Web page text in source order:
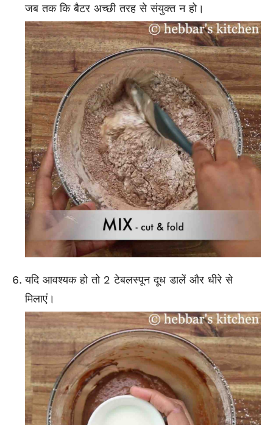
जब तक कि बैटर अच्छी तरह से संयुक्त न हो।
यदि आवश्यक हो तो 2 टेबलस्पून दूध डालें और धीरे से
मिलाएं।